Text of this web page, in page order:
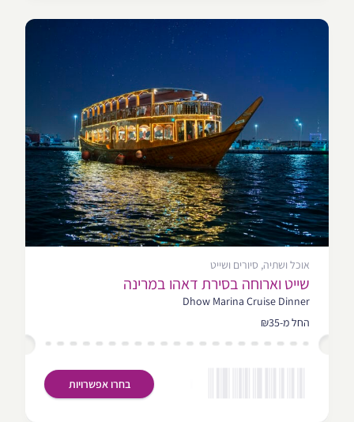
אוכל ושתיה, סיורים ושייט
שייט וארוחה בסירת דאהו במרינה
Dhow Marina Cruise Dinner
החל מ-₪35
בחרו אפשרויות